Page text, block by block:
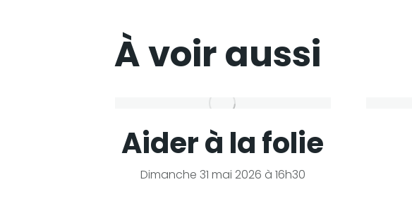
À voir aussi
Aider à la folie
Dimanche 31 mai 2026 à 16h30